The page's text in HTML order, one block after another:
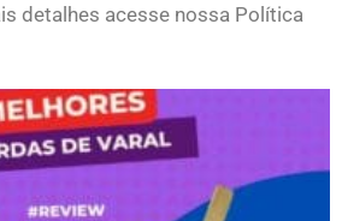
detalhes acesse nossa Política